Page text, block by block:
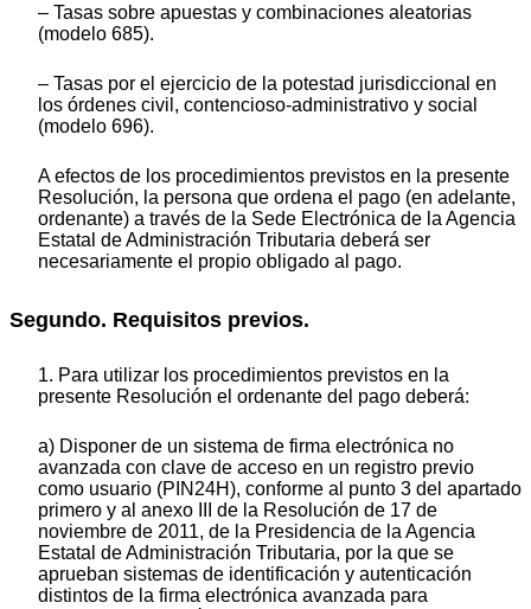
– Tasas sobre apuestas y combinaciones aleatorias
(modelo 685).
– Tasas por el ejercicio de la potestad jurisdiccional en
los órdenes civil, contencioso-administrativo y social
(modelo 696).
A efectos de los procedimientos previstos en la presente
Resolución, la persona que ordena el pago (en adelante,
ordenante) a través de la Sede Electrónica de la Agencia
Estatal de Administración Tributaria deberá ser
necesariamente el propio obligado al pago.
Segundo. Requisitos previos.
1. Para utilizar los procedimientos previstos en la
presente Resolución el ordenante del pago deberá:
a) Disponer de un sistema de firma electrónica no
avanzada con clave de acceso en un registro previo
como usuario (PIN24H), conforme al punto 3 del apartado
primero y al anexo III de la Resolución de 17 de
noviembre de 2011, de la Presidencia de la Agencia
Estatal de Administración Tributaria, por la que se
aprueban sistemas de identificación y autenticación
distintos de la firma electrónica avanzada para